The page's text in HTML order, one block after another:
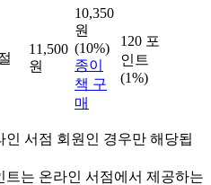
11,500
원
10,350
원
(10%)
종이
책 구
매
120 포
인트
(1%)
인 서점 회원인 경우만 해당됩
트는 온라인 서점에서 제공하는